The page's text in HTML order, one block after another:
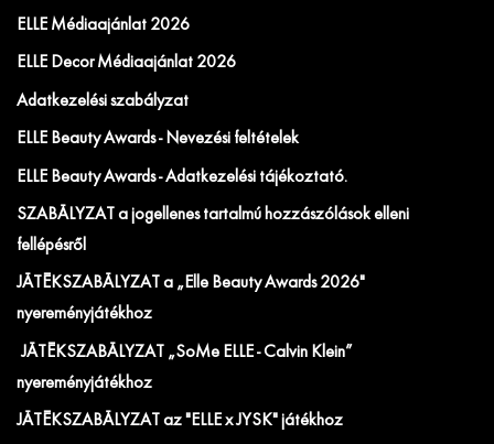
ELLE Médiaajánlat 2026
ELLE Decor Médiaajánlat 2026
Adatkezelési szabályzat
ELLE Beauty Awards - Nevezési feltételek
ELLE Beauty Awards - Adatkezelési tájékoztató.
SZABÁLYZAT a jogellenes tartalmú hozzászólások elleni
fellépésről
JÁTÉKSZABÁLYZAT a „Elle Beauty Awards 2026"
nyereményjátékhoz
JÁTÉKSZABÁLYZAT „SoMe ELLE - Calvin Klein”
nyereményjátékhoz
JÁTÉKSZABÁLYZAT az "ELLE x JYSK" játékhoz